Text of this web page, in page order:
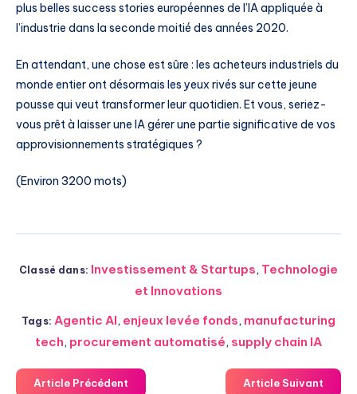
plus belles success stories européennes de l’IA appliquée à
l’industrie dans la seconde moitié des années 2020.
En attendant, une chose est sûre : les acheteurs industriels du
monde entier ont désormais les yeux rivés sur cette jeune
pousse qui veut transformer leur quotidien. Et vous, seriez-
vous prêt à laisser une IA gérer une partie significative de vos
approvisionnements stratégiques ?
(Environ 3200 mots)
Classé dans: Investissement & Startups, Technologie
et Innovations
Tags: Agentic AI, enjeux levée fonds, manufacturing
tech, procurement automatisé, supply chain IA
Article Précédent Article Suivant